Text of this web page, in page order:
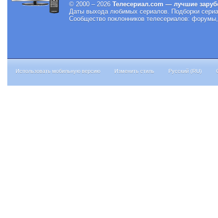
© 2000 – 2026 Телесериал.com — лучшие
Даты выхода любимых сериалов. Подборки
Сообщество поклонников телесериалов:
Использовать мобильную версию Изменить стиль Русский (RU)